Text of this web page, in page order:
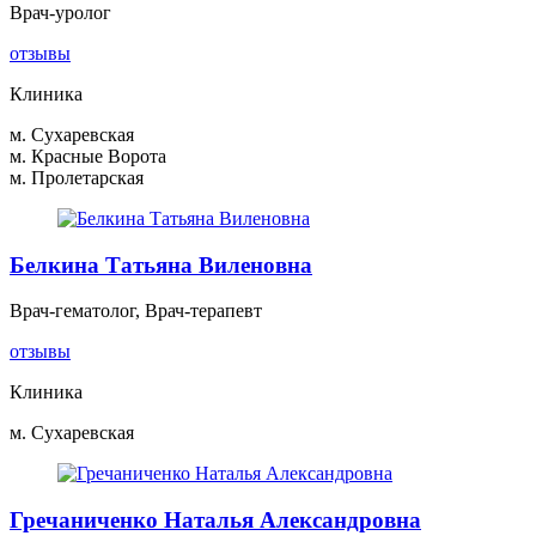
Врач-уролог
отзывы
Клиника
м. Сухаревская
м. Красные Ворота
м. Пролетарская
Белкина Татьяна Виленовна
Врач-гематолог, Врач-терапевт
отзывы
Клиника
м. Сухаревская
Гречаниченко Наталья Александровна